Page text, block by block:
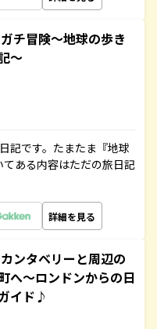
チ冒険～地球の歩き
～
記です。たまたま『地球
ある内容はただの旅日記
詳細を見る
ンタベリーと周辺の
へ～ロンドンからの日
イド♪